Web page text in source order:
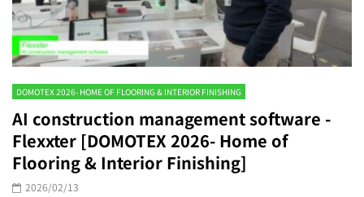
DOMOTEX 2026- HOME OF FLOORING & INTERIOR FINISHING
AI construction management software -
Flexxter [DOMOTEX 2026- Home of
Flooring & Interior Finishing]
2026/02/13